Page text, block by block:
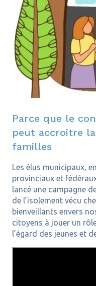
Parce que le
peut accroitre
familles
Les élus municipaux,
provinciaux et
lancé une campagne
de l’isolement vécu
bienveillants envers
citoyens à jouer un
l’égard des jeunes et